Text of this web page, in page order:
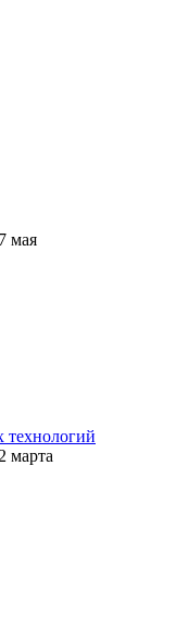
мая
технологий
2 марта